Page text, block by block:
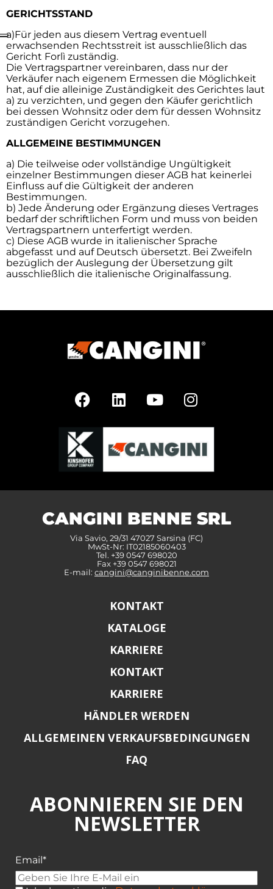
GERICHTSSTAND
a)Für jeden aus diesem Vertrag eventuell
erwachsenden Rechtsstreit ist ausschließlich das
Gericht Forlì zuständig.
Die Vertragspartner vereinbaren, dass nur der
Verkäufer nach eigenem Ermessen die Möglichkeit
hat, auf die alleinige Zuständigkeit des Gerichtes laut
a) zu verzichten, und gegen den Käufer gerichtlich
bei dessen Wohnsitz oder dem für dessen Wohnsitz
zuständigen Gericht vorzugehen.
ALLGEMEINE BESTIMMUNGEN
a) Die teilweise oder vollständige Ungültigkeit
einzelner Bestimmungen dieser AGB hat keinerlei
Einfluss auf die Gültigkeit der anderen
Bestimmungen.
b) Jede Änderung oder Ergänzung dieses Vertrages
bedarf der schriftlichen Form und muss von beiden
Vertragspartnern unterfertigt werden.
c) Diese AGB wurde in italienischer Sprache
abgefasst und auf Deutsch übersetzt. Bei Zweifeln
bezüglich der Auslegung der Übersetzung gilt
ausschließlich die italienische Originalfassung.
CANGINI BENNE SRL
Via Savio, 29/31 47027 Sarsina (FC)
MwSt-Nr: IT02185060403
Tel. +39 0547 698020
Fax +39 0547 698021
E-mail: cangini@canginibenne.com
KONTAKT
KATALOGE
KARRIERE
KONTAKT
KARRIERE
HÄNDLER WERDEN
ALLGEMEINEN VERKAUFSBEDINGUNGEN
FAQ
ABONNIEREN SIE DEN
NEWSLETTER
Email*